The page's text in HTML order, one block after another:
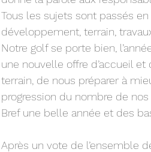
Tous les sujets sont passés
développement, terrain,
Notre golf se porte bien,
une nouvelle offre d’accueil
terrain, de nous préparer à
progression du nombre de nos
Bref une belle année et des
Après un vote de l’ensemble